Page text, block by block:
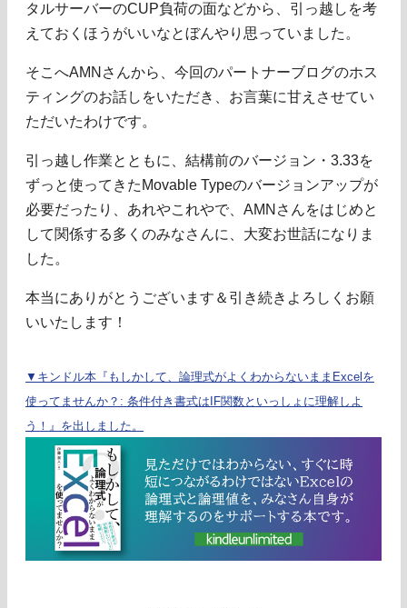
タルサーバーのCUP負荷の面などから、引っ越しを考
えておくほうがいいなとぼんやり思っていました。
そこへAMNさんから、今回のパートナーブログのホス
ティングのお話しをいただき、お言葉に甘えさせてい
ただいたわけです。
引っ越し作業とともに、結構前のバージョン・3.33を
ずっと使ってきたMovable Typeのバージョンアップが
必要だったり、あれやこれやで、AMNさんをはじめと
して関係する多くのみなさんに、大変お世話になりま
した。
本当にありがとうございます＆引き続きよろしくお願
いいたします！
▼キンドル本『もしかして、論理式がよくわからないままExcelを
使ってませんか？: 条件付き書式はIF関数といっしょに理解しよ
う！』を出しました。